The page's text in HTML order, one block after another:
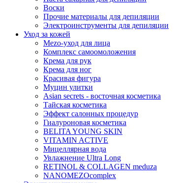
Воски
Прочие материалы для депиляции
Электроинструменты для депиляции
Уход за кожей
Mezo-уход для лица
Комплекс самоомоложения
Крема для рук
Крема для ног
Красивая фигура
Муцин улитки
Asian seсrets - восточная косметика
Тайская косметика
Эффект салонных процедур
Гиалуроновая косметика
BELITA YOUNG SKIN
VITAMIN ACTIVE
Мицеллярная вода
Увлажнение Ultra Long
RETINOL & COLLAGEN meduza
NANOMEZOcomplex